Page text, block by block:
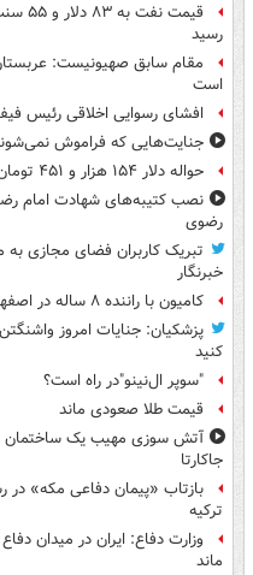
قیمت
رسید
مقام سابق صهیونیست:
است
افشای رسوایی اخلاقی رئیس
جنایت‌هایی که فراموش
حواله دلار ۱۵۴ هزار و ۴۵۱ تومان شد
نصب کتیبه‌های شهادت امام
رضوی
تبریک کاربران فضای مجازی به
خبرنگار
کامیون با راننده ۸ ساله در اصفهان توقیف شد
پزشکیان: جنایات امروز
کنید
"سوپر ال‌نینو"در راه است؟
قیمت طلا صعودی ماند
جاکارتا
بازتاب «پیمان دفاعی مکه» در
ترکیه
وزارت دفاع: ایران در میدان
ماند